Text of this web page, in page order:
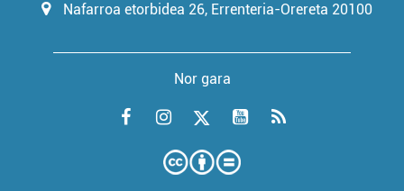
Nafarroa etorbidea 26, Errenteria-Orereta 20100
Nor gara